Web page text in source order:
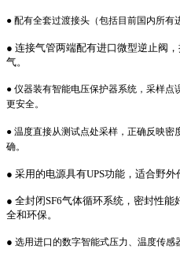
● 配有全套过渡接头（包括目前国内所有
● 连接气管两端配有进口微型逆止阀
气。
● 仪器装有智能电压保护器系统，采样点
更安全。
● 温度直接从测试点处采样，正确反映密
确。
● 采用的电源具有UPS功能，适合野外
● 全封闭SF6气体循环系统，密封性能
全和环保。
● 选用进口的数字智能式压力、温度传感